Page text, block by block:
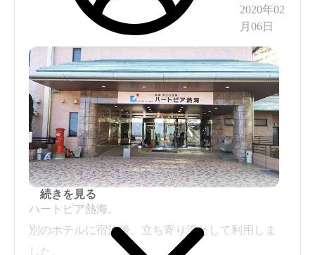
2020年02
月06日
ハートピア熱海。
別のホテルに宿泊後、立ち寄り湯として利用しま
した。
続きを見る